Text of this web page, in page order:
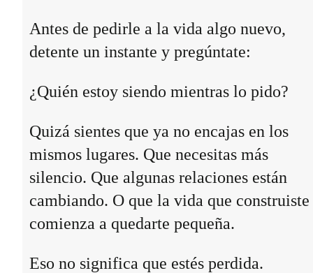
Antes de pedirle a la vida algo nuevo,
detente un instante y pregúntate:
¿Quién estoy siendo mientras lo pido?
Quizá sientes que ya no encajas en los
mismos lugares. Que necesitas más
silencio. Que algunas relaciones están
cambiando. O que la vida que construiste
comienza a quedarte pequeña.
Eso no significa que estés perdida.